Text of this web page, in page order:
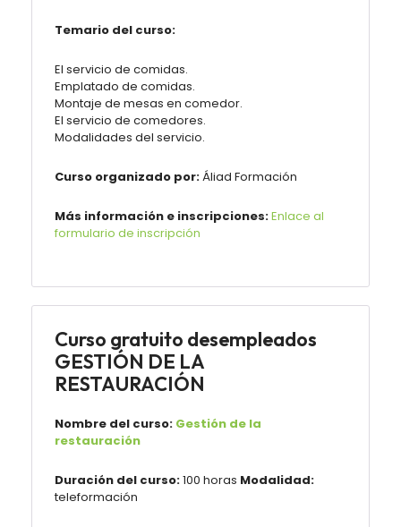
Temario del curso:
El servicio de comidas.
Emplatado de comidas.
Montaje de mesas en comedor.
El servicio de comedores.
Modalidades del servicio.
Curso organizado por:Áliad Formación
Más información e inscripciones:Enlace al
formulario de inscripción
Curso gratuito desempleados
GESTIÓN DE LA
RESTAURACIÓN
Nombre del curso: Gestión de la
restauración
Duración del curso:100 horas Modalidad:
teleformación